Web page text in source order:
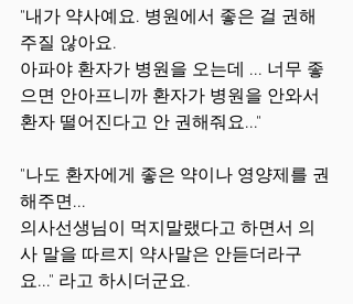
"내가 약사예요. 병원에서 좋은 걸 권해
주질 않아요.
아파야 환자가 병원을 오는데 ... 너무 좋
으면 안아프니까 환자가 병원을 안와서
환자 떨어진다고 안 권해줘요..."
"나도 환자에게 좋은 약이나 영양제를 권
해주면...
의사선생님이 먹지말랬다고 하면서 의
사 말을 따르지 약사말은 안듣더라구
요..." 라고 하시더군요.